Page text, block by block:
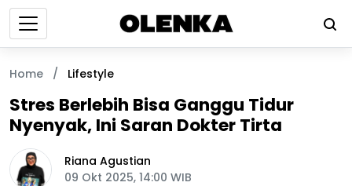
Home / Lifestyle
Stres Berlebih Bisa Ganggu Tidur
Nyenyak, Ini Saran Dokter Tirta
Riana Agustian
09 Okt 2025, 14:00 WIB